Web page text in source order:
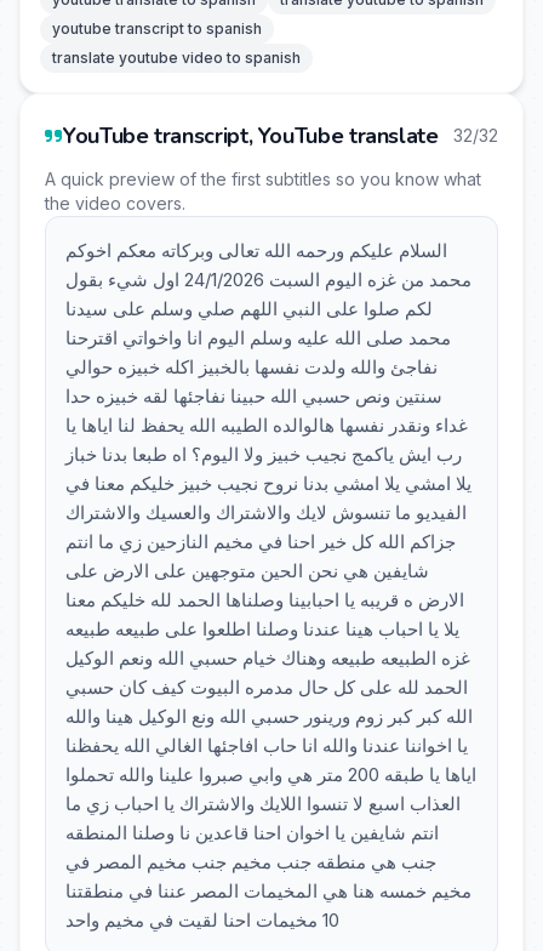
youtube transcript to spanish
translate youtube video to spanish
YouTube transcript, YouTube translate 32/32
A quick preview of the first subtitles so you know what
the video covers.
السلام عليكم ورحمه الله تعالى وبركاته معكم اخوكم
محمد من غزه اليوم السبت 24/1/2026 اول شيء بقول
لكم صلوا على النبي اللهم صلي وسلم على سيدنا
محمد صلى الله عليه وسلم اليوم انا واخواتي اقترحنا
نفاجئ والله ولدت نفسها بالخبيز اكله خبيزه حوالي
سنتين ونص حسبي الله حبينا نفاجئها لقه خبيزه حدا
غداء ونقدر نفسها هالوالده الطيبه الله يحفظ لنا اياها يا
رب ايش ياكمج نجيب خبيز ولا اليوم؟ اه طبعا بدنا خباز
يلا امشي يلا امشي بدنا نروح نجيب خبيز خليكم معنا في
الفيديو ما تنسوش لايك والاشتراك والعسيك والاشتراك
جزاكم الله كل خير احنا في مخيم النازحين زي ما انتم
شايفين هي نحن الحين متوجهين على الارض على
الارض ه قريبه يا احبابينا وصلناها الحمد لله خليكم معنا
يلا يا احباب هينا عندنا وصلنا اطلعوا على طبيعه طبيعه
غزه الطبيعه طبيعه وهناك خيام حسبي الله ونعم الوكيل
الحمد لله على كل حال مدمره البيوت كيف كان حسبي
الله كبر كبر زوم ورينور حسبي الله ونع الوكيل هينا والله
يا اخواننا عندنا والله انا حاب افاجئها الغالي الله يحفظنا
اياها يا طبقه 200 متر هي وابي صبروا علينا والله تحملوا
العذاب اسبع لا تنسوا اللايك والاشتراك يا احباب زي ما
انتم شايفين يا اخوان احنا قاعدين نا وصلنا المنطقه
جنب هي منطقه جنب مخيم جنب مخيم المصر في
مخيم خمسه هنا هي المخيمات المصر عننا في منطقتنا
10 مخيمات احنا لقيت في مخيم واحد